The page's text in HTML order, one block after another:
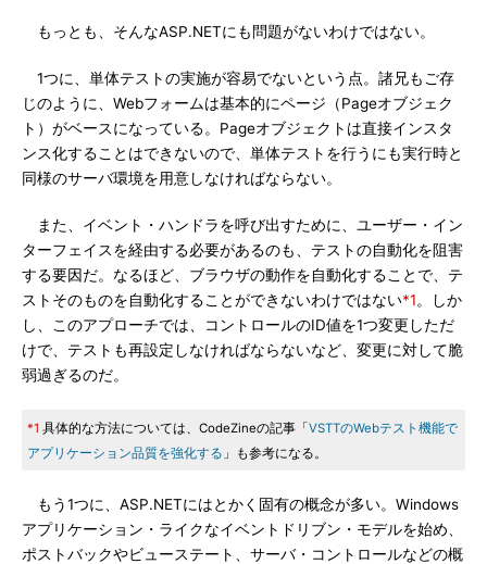
もっとも、そんなASP.NETにも問題がないわけではない。
1つに、単体テストの実施が容易でないという点。諸兄もご存
じのように、Webフォームは基本的にページ（Pageオブジェク
ト）がベースになっている。Pageオブジェクトは直接インスタ
ンス化することはできないので、単体テストを行うにも実行時と
同様のサーバ環境を用意しなければならない。
また、イベント・ハンドラを呼び出すために、ユーザー・イン
ターフェイスを経由する必要があるのも、テストの自動化を阻害
する要因だ。なるほど、ブラウザの動作を自動化することで、テ
ストそのものを自動化することができないわけではない*1。しか
し、このアプローチでは、コントロールのID値を1つ変更しただ
けで、テストも再設定しなければならないなど、変更に対して脆
弱過ぎるのだ。
*1 具体的な方法については、CodeZineの記事「 VSTTのWebテスト機能で
アプリケーション品質を強化する 」も参考になる。
もう1つに、ASP.NETにはとかく固有の概念が多い。Windows
アプリケーション・ライクなイベントドリブン・モデルを始め、
ポストバックやビューステート、サーバ・コントロールなどの概